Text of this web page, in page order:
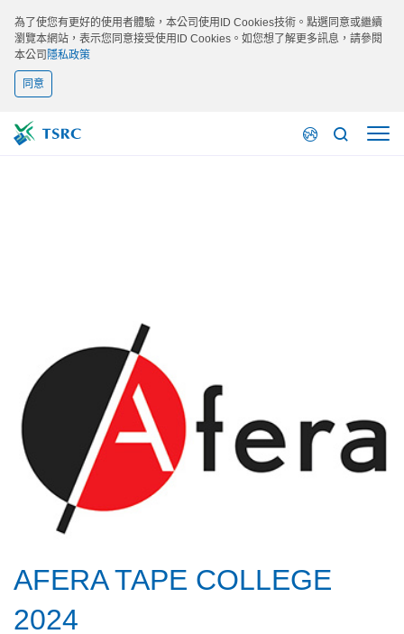
為了使您有更好的使用者體驗，本公司使用ID Cookies技術。點選同意或繼續
瀏覽本網站，表示您同意接受使用ID Cookies。如您想了解更多訊息，請參閱
本公司 隱私政策
同意
AFERA TAPE COLLEGE
2024